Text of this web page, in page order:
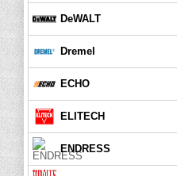
DeWALT
Dremel
ECHO
ELITECH
ENDRESS